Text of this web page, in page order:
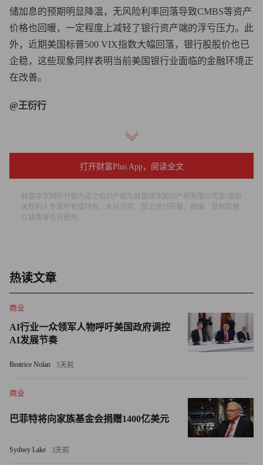
储加息的预期明显降温，无风险利率回落导致CMBS等资产
价格也回暖，一定程度上减轻了银行资产端的浮亏压力。此
外，近期美国标普500 VIX指数大幅回落，银行股股价也已
企稳，这些现象同样表明当前美国银行业面临的金融环境正
在改善。
@王衍行
中国人民大学重阳金融研究院高级研究员
Brookfield拖欠十二栋办公楼共1.614亿美元CMBS贷款，只
是通常的债务违约预警，还远远够不上多米诺骨牌的第一
块。原因有四：一是金额不大；二是占比较低，尚不会影响
Brookfield的偿还能力，更谈不上破产清债；三是办公大楼
于美国首都华盛顿的办公楼。媒体指出，在1.614亿美元债
务涉及的十二栋办公楼中，去年的平均入住率只有52%，远
低于2018年这批债务承销时的79%。好的情况是，截至今年
第一季度，在纽约曼哈顿大约4400万平方米的写字楼中，有
86%的入住率。
不过，美国办公楼市场的确面临诸多不利因素：一是疫情给
美国市场某些地区的传统办公室带来了挑战，入住率大幅降
低；二是借贷成本飙升；三是最近的金融动荡给这个新冠疫
情期间就在苦苦挣扎的行业带来新的挑战，这里主要指该行
打开财富Plus App，阅读全文
财富中文网所刊载内容之知识产权为财富媒体知识产权有限公司及/或相
关权利人专属所有或持有。未经许可，禁止进行转载、摘编、复制及建
立镜像等任何使用。
热读文章
商业
AI行业一众领军人物呼吁美国政府调控
AI发展节奏
Beatrice Nolan 5天前
商业
巴菲特将向家族基金会捐赠1400亿美元
Sydney Lake 3天前